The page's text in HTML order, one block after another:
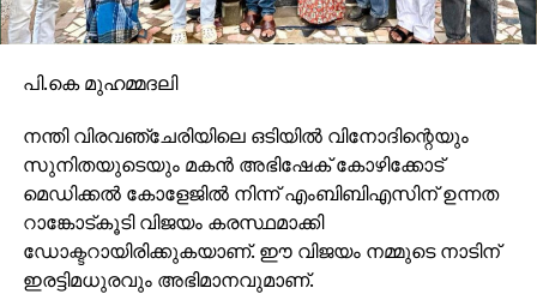
പി.കെ മുഹമ്മദലി
നന്തി വിരവഞ്ചേരിയിലെ ഒടിയില്‍ വിനോദിന്റെയും
സുനിതയുടെയും മകന്‍ അഭിഷേക് കോഴിക്കോട്
മെഡിക്കല്‍ കോളേജില്‍ നിന്ന് എംബിബിഎസിന് ഉന്നത
റാങ്കോട്കൂടി വിജയം കരസ്ഥമാക്കി
ഡോക്ടറായിരിക്കുകയാണ്. ഈ വിജയം നമ്മുടെ നാടിന്
ഇരട്ടിമധുരവും അഭിമാനവുമാണ്.